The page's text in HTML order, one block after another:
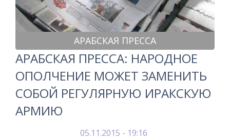
АРАБСКАЯ ПРЕССА
АРАБСКАЯ ПРЕССА: НАРОДНОЕ
ОПОЛЧЕНИЕ МОЖЕТ ЗАМЕНИТЬ
СОБОЙ РЕГУЛЯРНУЮ ИРАКСКУЮ
АРМИЮ
05.11.2015 - 19:16